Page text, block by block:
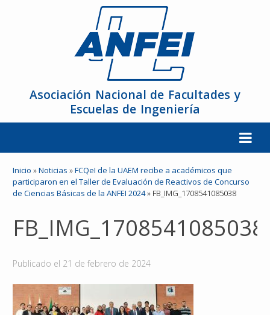
Asociación Nacional de Facultades y
Escuelas de Ingeniería
La ANFEI
Organización
Miembros
Reuniones y Conferencias
Reconocimientos
Inicio »Noticias »FCQeI de la UAEM recibe a académicos que
participaron en el Taller de Evaluación de Reactivos de Concurso
de Ciencias Básicas de la ANFEI 2024» FB_IMG_1708541085038
FB_IMG_1708541085038
Publicado el 21 de febrero de 2024